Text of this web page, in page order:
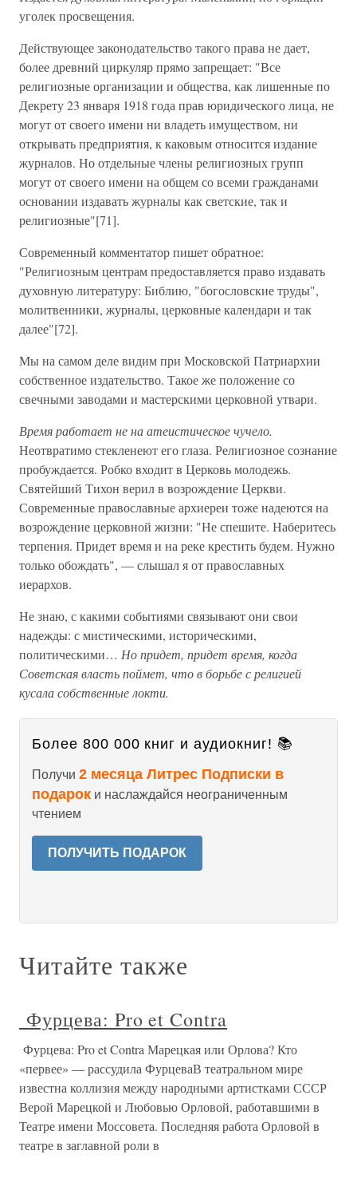
уголек просвещения.
Действующее законодательство такого права не дает,
более древний циркуляр прямо запрещает: "Все
религиозные организации и общества, как лишенные по
Декрету 23 января 1918 года прав юридического лица, не
могут от своего имени ни владеть имуществом, ни
открывать предприятия, к каковым относится издание
журналов. Но отдельные члены религиозных групп
могут от своего имени на общем со всеми гражданами
основании издавать журналы как светские, так и
религиозные"[71].
Современный комментатор пишет обратное:
"Религиозным центрам предоставляется право издавать
духовную литературу: Библию, "богословские труды",
молитвенники, журналы, церковные календари и так
далее"[72].
Мы на самом деле видим при Московской Патриархии
собственное издательство. Такое же положение со
свечными заводами и мастерскими церковной утвари.
Время работает не на атеистическое чучело.
Неотвратимо стекленеют его глаза. Религиозное сознание
пробуждается. Робко входит в Церковь молодежь.
Святейший Тихон верил в возрождение Церкви.
Современные православные архиереи тоже надеются на
возрождение церковной жизни: "Не спешите. Наберитесь
терпения. Придет время и на реке крестить будем. Нужно
только обождать", — слышал я от православных
иерархов.
Не знаю, с какими событиями связывают они свои
надежды: с мистическими, историческими,
политическими… Но придет, придет время, когда
Советская власть поймет, что в борьбе с религией
кусала собственные локти.
Более 800 000 книг и аудиокниг! 📚
Получи 2 месяца Литрес Подписки в
подарок и наслаждайся неограниченным
чтением
ПОЛУЧИТЬ ПОДАРОК
Читайте также
Фурцева: Pro et Contra
Фурцева: Pro et Contra Марецкая или Орлова? Кто
«первее» — рассудила ФурцеваВ театральном мире
известна коллизия между народными артистками СССР
Верой Марецкой и Любовью Орловой, работавшими в
Театре имени Моссовета. Последняя работа Орловой в
театре в заглавной роли в